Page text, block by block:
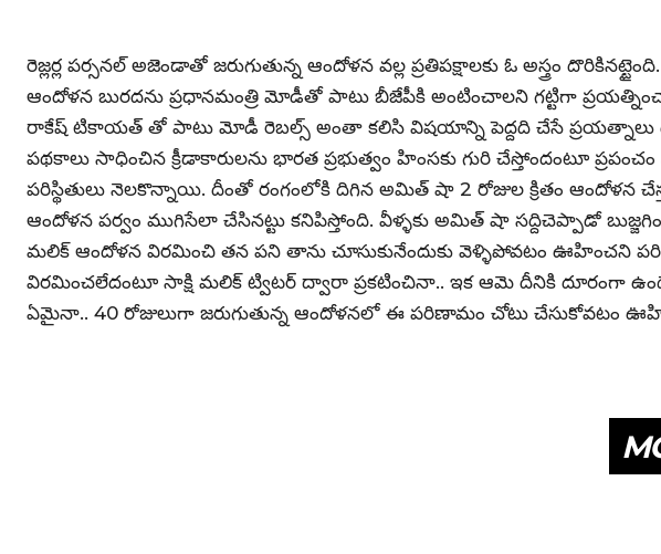
రెజ్లర్ల పర్సనల్ అజెండాతో జరుగుతున్న ఆందోళన వల్ల ప్రతిపక్షాలకు ఓ అస్త్రం
ఆందోళన బురదను ప్రధానమంత్రి మోడీతో పాటు బీజేపీకి అంటించాలని గట్టిగా
రాకేష్ టికాయత్ తో పాటు మోడీ రెబల్స్ అంతా కలిసి విషయాన్ని పెద్దది చేసే ప్రయత్నాలు
పథకాలు సాధించిన క్రీడాకారులను భారత ప్రభుత్వం హింసకు గురి చేస్తోందంటూ
పరిస్థితులు నెలకొన్నాయి. దీంతో రంగంలోకి దిగిన అమిత్ షా 2 రోజుల క్రితం ఆందోళన
ఆందోళన పర్వం ముగిసేలా చేసినట్టు కనిపిస్తోంది. వీళ్ళకు అమిత్ షా సద్దిచెప్పాడో
మలిక్ ఆందోళన విరమించి తన పని తాను చూసుకునేందుకు వెళ్ళిపోవటం ఊహించని
విరమించలేదంటూ సాక్షి మలిక్ ట్విటర్ ద్వారా ప్రకటించినా.. ఇక ఆమె దీనికి దూరంగా
ఏమైనా.. 40 రోజులుగా జరుగుతున్న ఆందోళనలో ఈ పరిణామం చోటు చేసుకోవటం